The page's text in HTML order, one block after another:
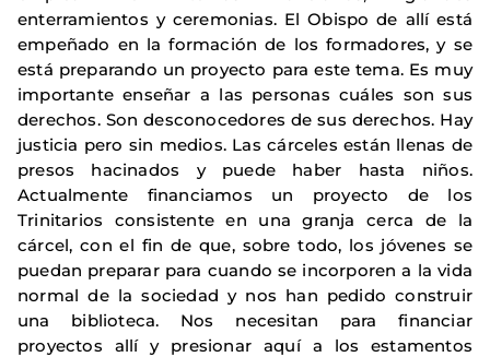
enterramientos y ceremonias. El Obispo de allí está
empeñado en la formación de los formadores, y se
está preparando un proyecto para este tema. Es muy
importante enseñar a las personas cuáles son sus
derechos. Son desconocedores de sus derechos. Hay
justicia pero sin medios. Las cárceles están llenas de
presos hacinados y puede haber hasta niños.
Actualmente financiamos un proyecto de los
Trinitarios consistente en una granja cerca de la
cárcel, con el fin de que, sobre todo, los jóvenes se
puedan preparar para cuando se incorporen a la vida
normal de la sociedad y nos han pedido construir
una biblioteca. Nos necesitan para financiar
proyectos allí y presionar aquí a los estamentos